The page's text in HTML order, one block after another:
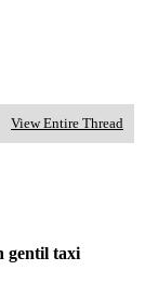
View Entire Thread
gentil taxi